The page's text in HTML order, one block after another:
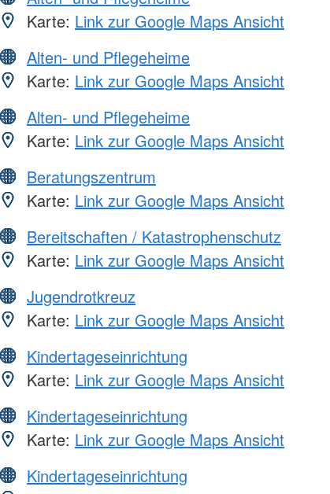
Karte: Link zur Google Maps Ansicht
Alten- und Pflegeheime
Karte: Link zur Google Maps Ansicht
Alten- und Pflegeheime
Karte: Link zur Google Maps Ansicht
Beratungszentrum
Karte: Link zur Google Maps Ansicht
Bereitschaften / Katastrophenschutz
Karte: Link zur Google Maps Ansicht
Jugendrotkreuz
Karte: Link zur Google Maps Ansicht
Kindertageseinrichtung
Karte: Link zur Google Maps Ansicht
Kindertageseinrichtung
Karte: Link zur Google Maps Ansicht
Kindertageseinrichtung